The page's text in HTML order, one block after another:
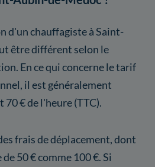
d'un chauffagiste à Saint-
être différent selon le
En ce qui concerne le tarif
il est généralement
€ de l'heure (TTC).
frais de déplacement, dont
50 € comme 100 €. Si